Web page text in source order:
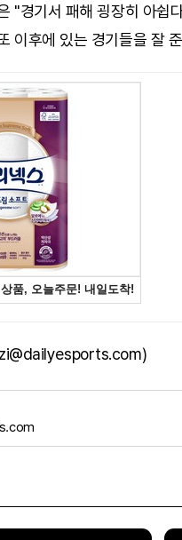
"경기서 패해 굉장히 아쉽
이후에 있는 경기들을 잘